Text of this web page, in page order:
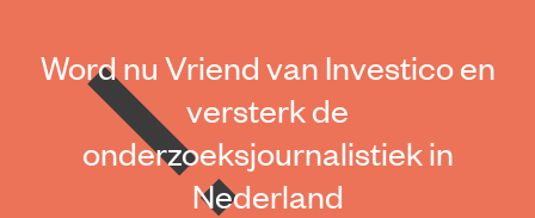
Word nu Vriend van Investico en
versterk de
onderzoeksjournalistiek in
Nederland